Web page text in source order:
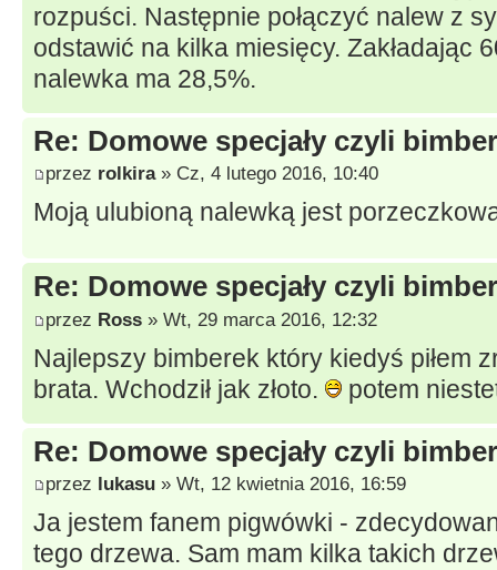
rozpuści. Następnie połączyć nalew z
odstawić na kilka miesięcy. Zakładając
nalewka ma 28,5%.
Re: Domowe specjały czyli
przez rolkira» Cz, 4 lutego 2016, 10:40
Moją ulubioną nalewką jest
Re: Domowe specjały czyli
przez Ross » Wt, 29 marca 2016, 12:32
Najlepszy bimberek który kiedyś piłem
brata. Wchodził jak złoto.
potem
Re: Domowe specjały czyli
przez lukasu » Wt, 12 kwietnia 2016, 16:59
Ja jestem fanem pigwówki -
tego drzewa. Sam mam kilka takich